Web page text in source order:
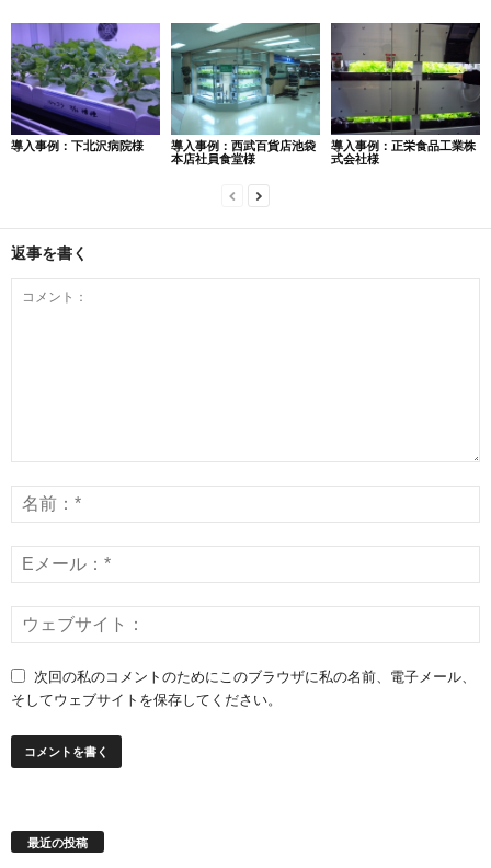
導入事例：下北沢病院様
導入事例：西武百貨店池袋
本店社員食堂様
導入事例：正栄食品工業株
式会社様
返事を書く
次回の私のコメントのためにこのブラウザに私の名前、電子メール、
そしてウェブサイトを保存してください。
最近の投稿